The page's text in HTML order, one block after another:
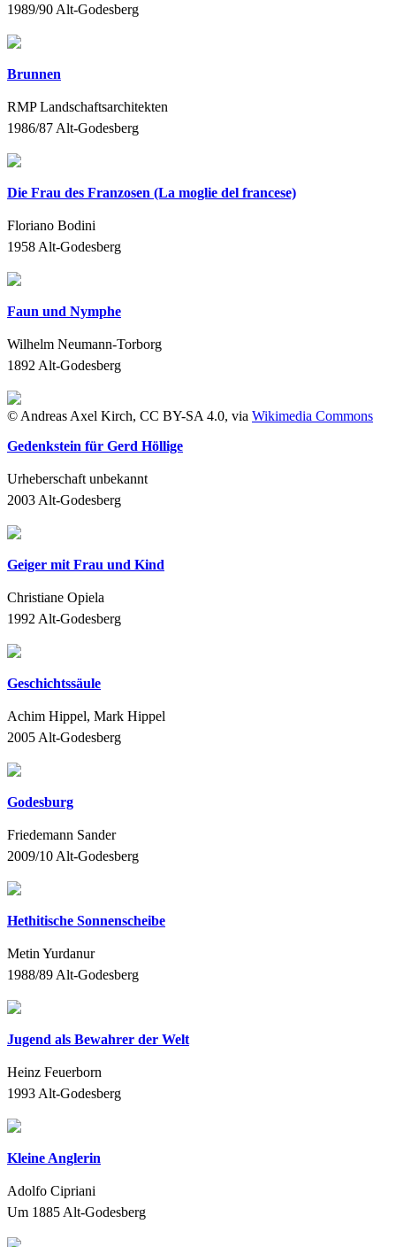
1989/90 Alt-Godesberg
Brunnen
RMP Landschaftsarchitekten
1986/87 Alt-Godesberg
Die Frau des Franzosen (La moglie del francese)
Floriano Bodini
1958 Alt-Godesberg
Faun und Nymphe
Wilhelm Neumann-Torborg
1892 Alt-Godesberg
© Andreas Axel Kirch, CC BY-SA 4.0, via Wikimedia Commons
Gedenkstein für Gerd Höllige
Urheberschaft unbekannt
2003 Alt-Godesberg
Geiger mit Frau und Kind
Christiane Opiela
1992 Alt-Godesberg
Geschichtssäule
Achim Hippel, Mark Hippel
2005 Alt-Godesberg
Godesburg
Friedemann Sander
2009/10 Alt-Godesberg
Hethitische Sonnenscheibe
Metin Yurdanur
1988/89 Alt-Godesberg
Jugend als Bewahrer der Welt
Heinz Feuerborn
1993 Alt-Godesberg
Kleine Anglerin
Adolfo Cipriani
Um 1885 Alt-Godesberg